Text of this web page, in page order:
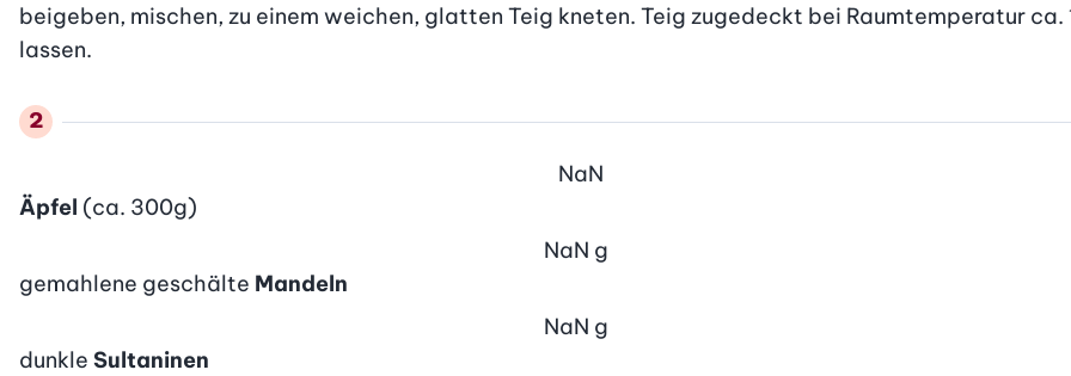
beigeben, mischen, zu einem weichen, glatten Teig kneten. Teig zugedeckt bei Raumtemperatur
lassen.
Äpfel (ca. 300g)
NaN
gemahlene geschälte Mandeln
NaN g
dunkle Sultaninen
NaN g